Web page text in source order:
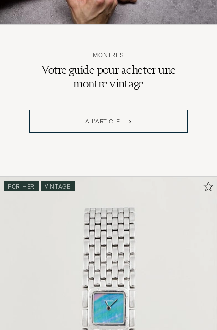
FOR HER VINTAGE
MONTRES
Votre guide pour acheter une
montre vintage
A L'ARTICLE